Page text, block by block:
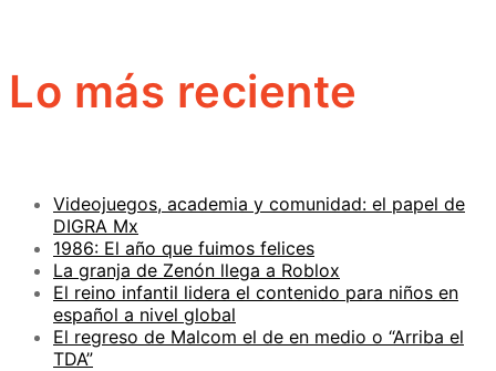
Lo más reciente
Videojuegos, academia y comunidad: el papel de
DIGRA Mx
1986: El año que fuimos felices
La granja de Zenón llega a Roblox
El reino infantil lidera el contenido para niños en
español a nivel global
El regreso de Malcom el de en medio o “Arriba el
TDA”